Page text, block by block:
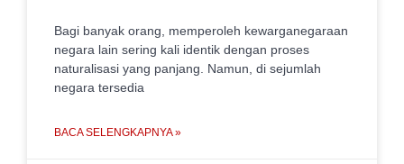
Bagi banyak orang, memperoleh kewarganegaraan
negara lain sering kali identik dengan proses
naturalisasi yang panjang. Namun, di sejumlah
negara tersedia
BACA SELENGKAPNYA »